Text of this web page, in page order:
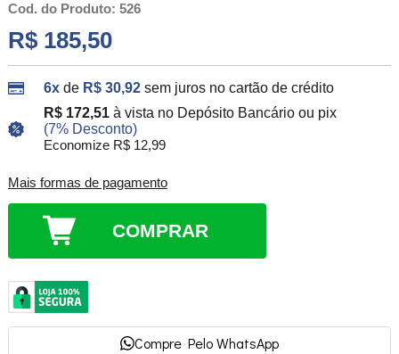
Cod. do Produto: 526
R$ 185,50
6xde R$ 30,92 sem juros no cartão de crédito
R$ 172,51 à vista no Depósito Bancário ou pix
(7% Desconto)
Economize R$ 12,99
Mais formas de pagamento
COMPRAR
Compre Pelo WhatsApp